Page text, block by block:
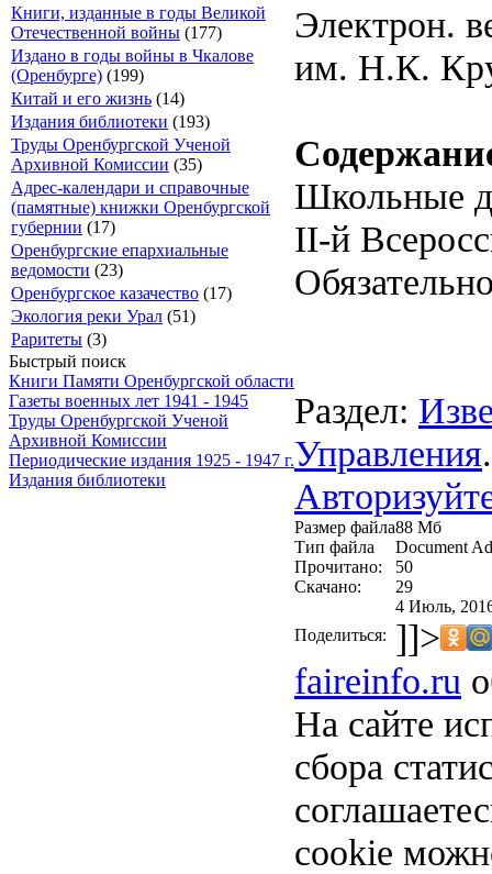
Книги, изданные в годы Великой
Отечественной войны (177)
Издано в годы войны в Чкалове
(Оренбурге) (199)
Китай и его жизнь (14)
Издания библиотеки (193)
Труды Оренбургской Ученой
Архивной Комиссии (35)
Адрес-календари и справочные
(памятные) книжки Оренбургской
губернии (17)
Оренбургские епархиальные
ведомости (23)
Оренбургское казачество (17)
Экология реки Урал (51)
Раритеты (3)
Быстрый поиск
Книги Памяти Оренбургской области
Газеты военных лет 1941 - 1945
Труды Оренбургской Ученой
Архивной Комиссии
Периодические издания 1925 - 1947 г.
Издания библиотеки
Электрон.
им. Н.К.
Школьные
II-й
Раздел:
Управления.
Размер файла88 Мб
Тип файла
Document
Прочитано:
50
Скачано:
29
4 Июль,
Поделиться: ]]>
faireinfo.ru
На сайте
сбора
cookie